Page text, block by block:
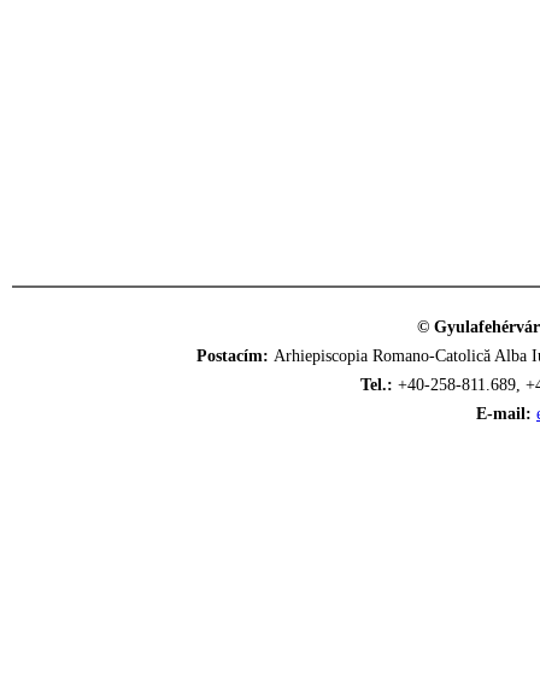
©
Postacím: Arhiepiscopia Romano-Catolică
Tel.: +40-258-811.689,
E-mail: